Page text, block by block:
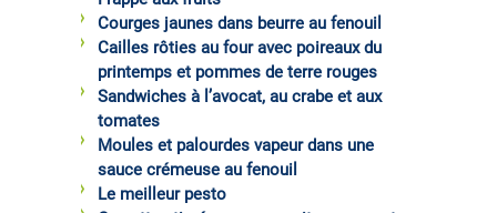
Courges jaunes dans beurre au fenouil
Cailles rôties au four avec poireaux du
printemps et pommes de terre rouges
Sandwiches à l’avocat, au crabe et aux
tomates
Moules et palourdes vapeur dans une
sauce crémeuse au fenouil
Le meilleur pesto